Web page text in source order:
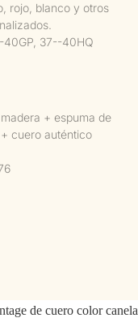
rojo, blanco y otros
40GP, 37--40HQ
+ espuma de
cuero auténtico
de cuero color canela